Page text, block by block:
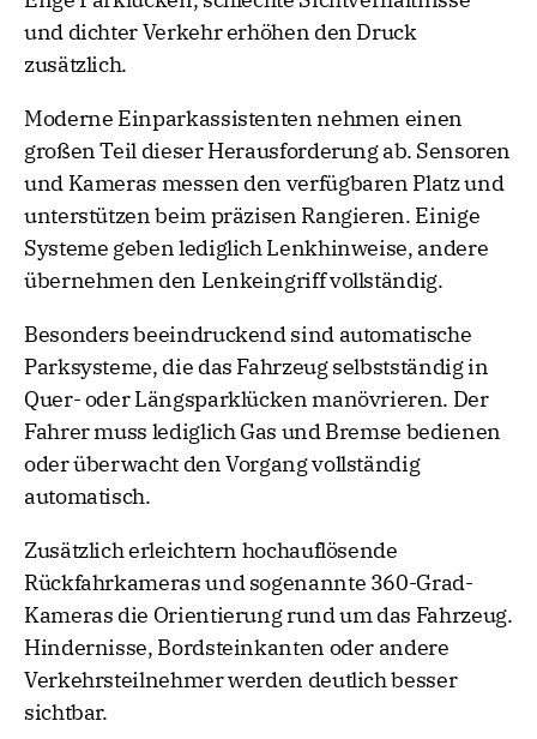
und dichter Verkehr erhöhen den Druck
zusätzlich.
Moderne Einparkassistenten nehmen einen
großen Teil dieser Herausforderung ab. Sensoren
und Kameras messen den verfügbaren Platz und
unterstützen beim präzisen Rangieren. Einige
Systeme geben lediglich Lenkhinweise, andere
übernehmen den Lenkeingriff vollständig.
Besonders beeindruckend sind automatische
Parksysteme, die das Fahrzeug selbstständig in
Quer- oder Längsparklücken manövrieren. Der
Fahrer muss lediglich Gas und Bremse bedienen
oder überwacht den Vorgang vollständig
automatisch.
Zusätzlich erleichtern hochauflösende
Rückfahrkameras und sogenannte 360-Grad-
Kameras die Orientierung rund um das Fahrzeug.
Hindernisse, Bordsteinkanten oder andere
Verkehrsteilnehmer werden deutlich besser
sichtbar.